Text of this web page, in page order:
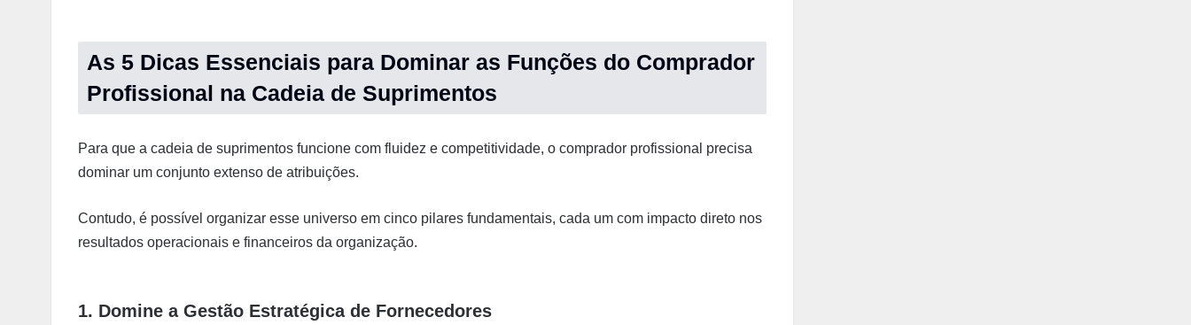
As 5 Dicas Essenciais para Dominar as Funções do Comprador
Profissional na Cadeia de Suprimentos
Para que a cadeia de suprimentos funcione com fluidez e competitividade, o comprador profissional precisa
dominar um conjunto extenso de atribuições.
Contudo, é possível organizar esse universo em cinco pilares fundamentais, cada um com impacto direto nos
resultados operacionais e financeiros da organização.
1. Domine a Gestão Estratégica de Fornecedores